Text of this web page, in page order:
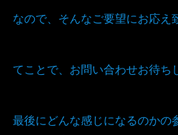
なので、そんなご要望にお応え
てことで、お問い合わせお待ち
最後にどんな感じになるのかの